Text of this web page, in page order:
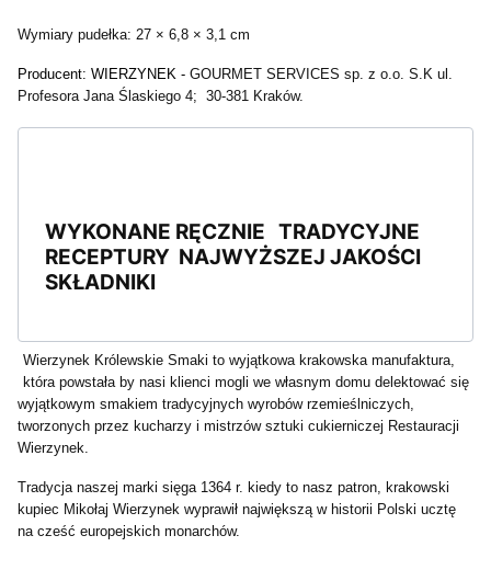
Wymiary pudełka: 27 × 6,8 × 3,1 cm
Producent: WIERZYNEK - GOURMET SERVICES sp. z o.o. S.K ul.
Profesora Jana Ślaskiego 4; 30-381 Kraków.
WYKONANE RĘCZNIE TRADYCYJNE
RECEPTURY NAJWYŻSZEJ JAKOŚCI
SKŁADNIKI
Wierzynek Królewskie Smaki to wyjątkowa krakowska manufaktura,
która powstała by nasi klienci mogli we własnym domu delektować się
wyjątkowym smakiem tradycyjnych wyrobów rzemieślniczych,
tworzonych przez kucharzy i mistrzów sztuki cukierniczej Restauracji
Wierzynek.
Tradycja naszej marki sięga 1364 r. kiedy to nasz patron, krakowski
kupiec Mikołaj Wierzynek wyprawił największą w historii Polski ucztę
na cześć europejskich monarchów.